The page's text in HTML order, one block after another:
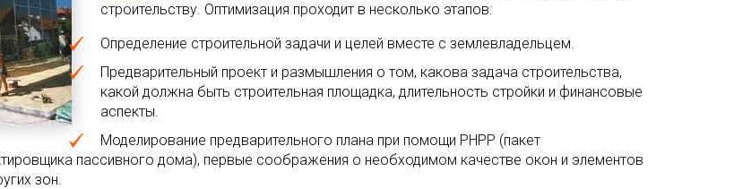
строительству. Оптимизация проходит в несколько этапов:
Определение строительной задачи и целей вместе с землевладельцем.
Предварительный проект и размышления о том, какова задача строительства,
какой должна быть строительная площадка, длительность стройки и финансовые
аспекты.
Моделирование предварительного плана при помощи PHPP (пакет
пассивного дома), первые соображения о необходимом качестве окон и элементов
зон.